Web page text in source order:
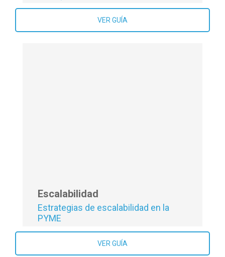
VER GUÍA
Escalabilidad
Estrategias de escalabilidad en la
PYME
VER GUÍA